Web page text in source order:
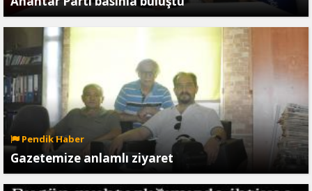
Pendik Haber
Gazetemize anlamlı ziyaret